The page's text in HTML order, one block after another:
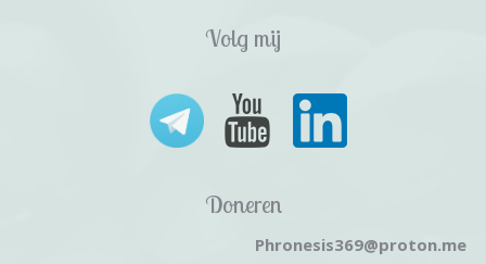
Volg mij
Doneren
Phronesis369@proton.me